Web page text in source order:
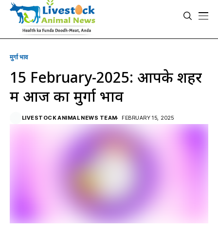
मुर्गा भाव
15 February-2025: आपके शहर
में आज का मुर्गा भाव
LIVESTOCK ANIMAL NEWS TEAM FEBRUARY 15, 2025